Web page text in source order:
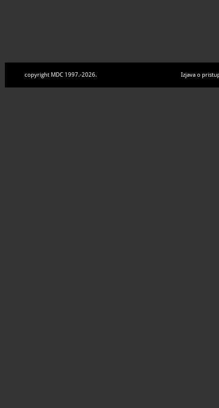
copyright MDC 1997.-2026. Izjava o